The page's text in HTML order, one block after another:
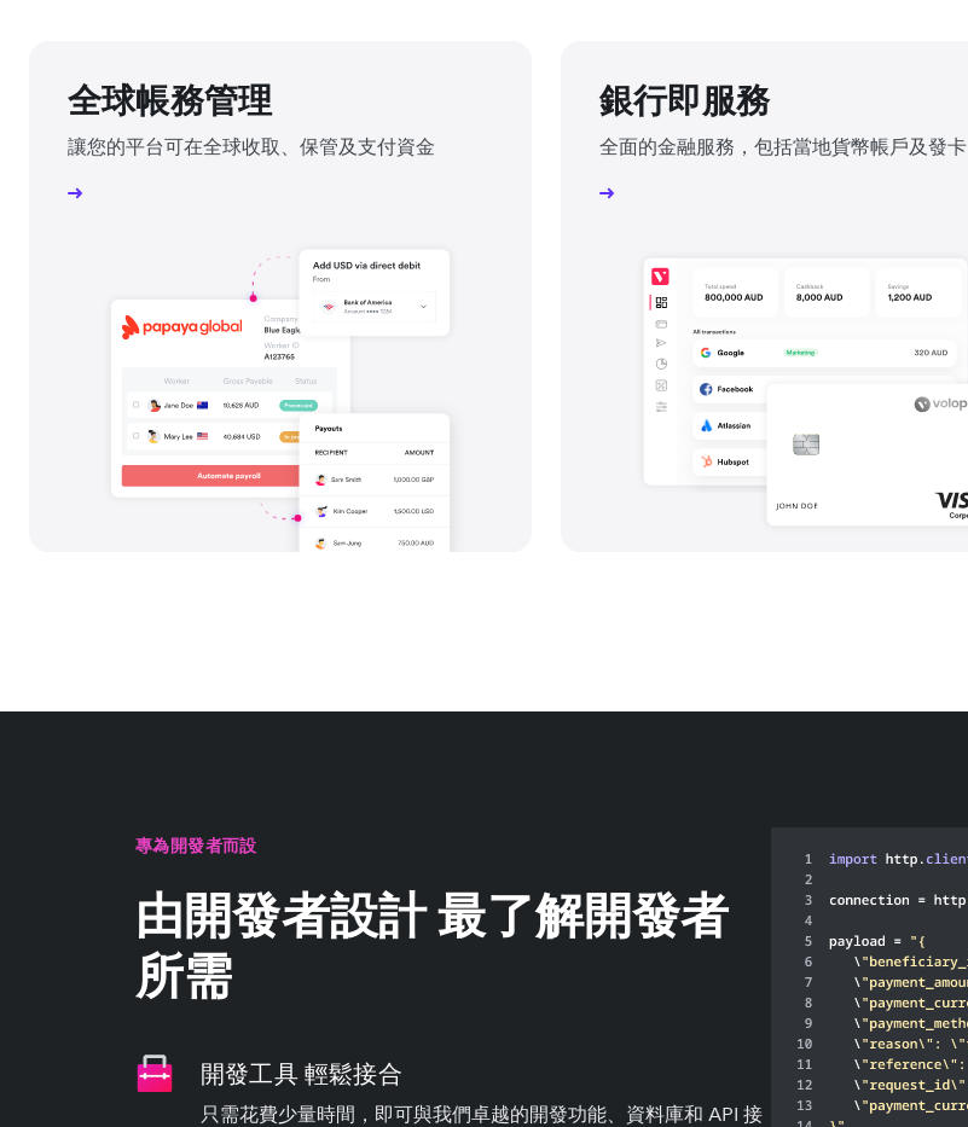
全球帳務管理
讓您的平台可在全球收取、保管及支付資金
銀行即服務
全面的金融服務，包括當地貨幣帳戶及發卡
專為開發者而設
由開發者設計 最了解開發者
所需
開發工具 輕鬆接合
只需花費少量時間，即可與我們卓越的開發功能、資料庫和 API 接